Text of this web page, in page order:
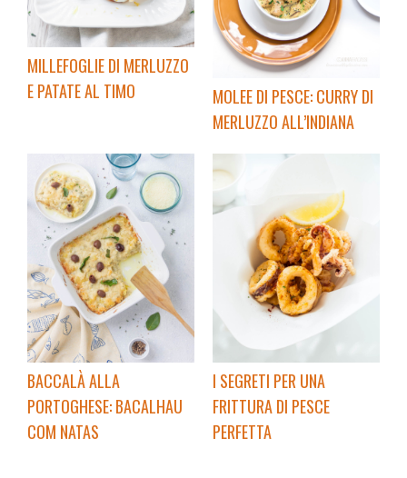
MILLEFOGLIE DI MERLUZZO
E PATATE AL TIMO
MOLEE DI PESCE: CURRY DI
MERLUZZO ALL’INDIANA
BACCALÀ ALLA
PORTOGHESE: BACALHAU
COM NATAS
I SEGRETI PER UNA
FRITTURA DI PESCE
PERFETTA